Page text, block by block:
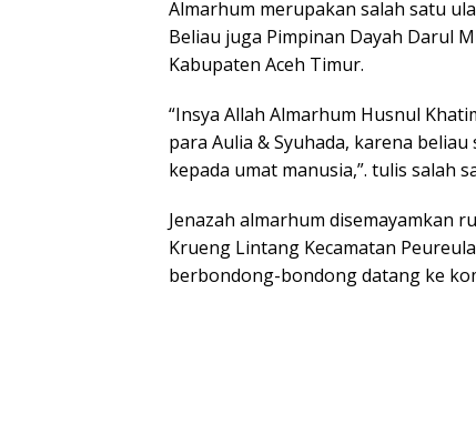
Almarhum merupakan salah satu
Beliau juga Pimpinan Dayah Darul
Kabupaten Aceh Timur.
“Insya Allah Almarhum Husnul
para Aulia & Syuhada, karena
kepada umat manusia,”. tulis salah
Jenazah almarhum disemayamkan
Krueng Lintang Kecamatan
berbondong-bondong datang ke